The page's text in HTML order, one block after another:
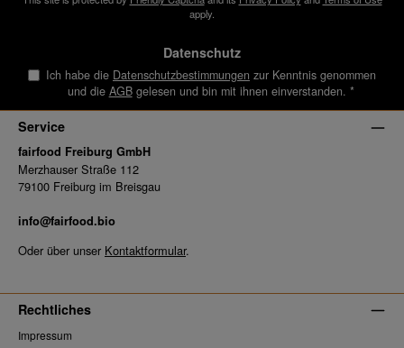
apply.
Datenschutz
Ich habe die Datenschutzbestimmungen zur Kenntnis genommen
und die AGBgelesen und bin mit ihnen einverstanden. *
Service
fairfood Freiburg GmbH
Merzhauser Straße 112
79100 Freiburg im Breisgau
info@fairfood.bio
Oder über unser Kontaktformular.
Rechtliches
Impressum